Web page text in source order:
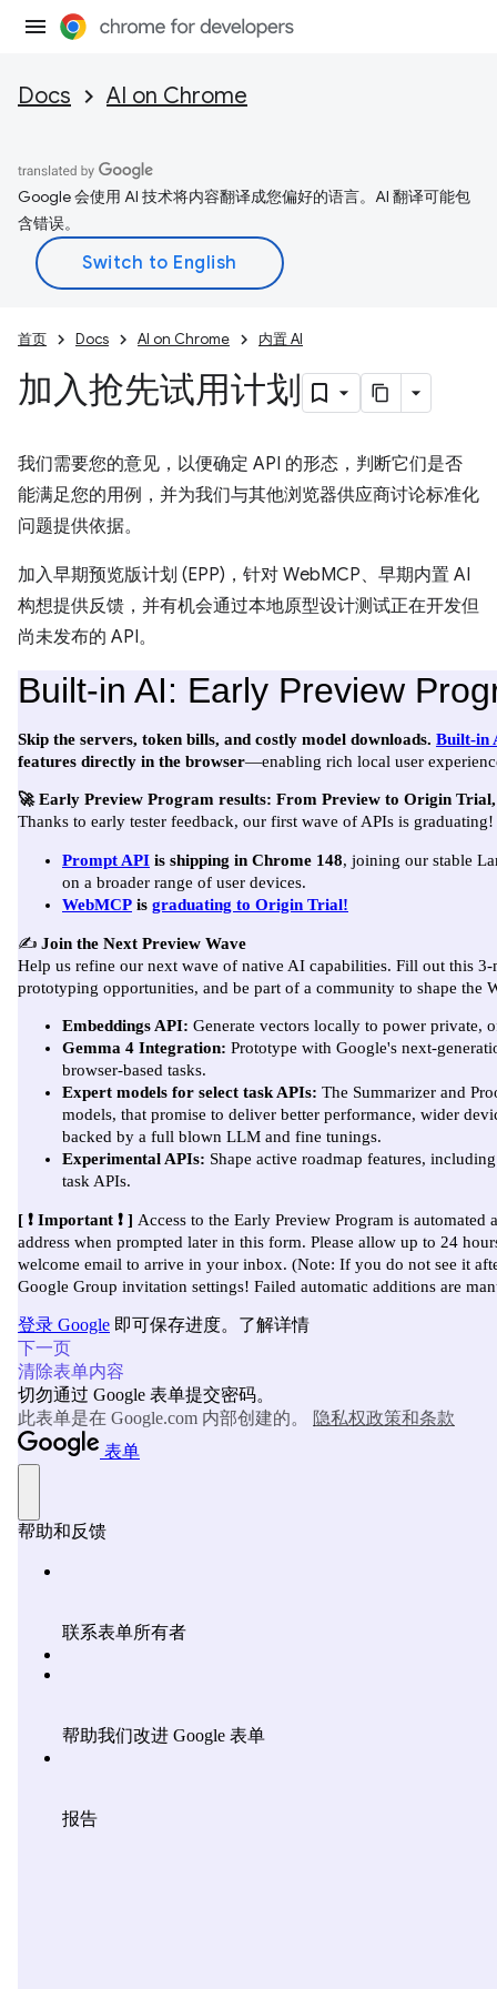
Docs AI on Chrome
Google 会使用 AI 技术将内容翻译成您偏好的语言。AI 翻译可能包
含错误。
首页 Docs AI on Chrome 内置 AI
加入抢先试用计划
我们需要您的意见，以便确定 API 的形态，判断它们是否
能满足您的用例，并为我们与其他浏览器供应商讨论标准化
问题提供依据。
加入早期预览版计划 (EPP)，针对 WebMCP、早期内置 AI
构想提供反馈，并有机会通过本地原型设计测试正在开发但
尚未发布的 API。